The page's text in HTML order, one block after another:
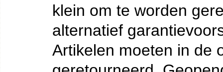
klein om te worden
alternatief
Artikelen moeten in de